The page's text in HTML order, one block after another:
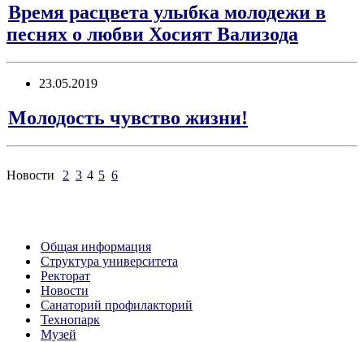
Время расцвета улыбка молодежи в
песнях о любви Хосият Вализода
23.05.2019
Молодость чувство жизни!
Новости 2 3 4 5 6
Общая информация
Структура университета
Ректорат
Новости
Санаторий профилакторий
Технопарк
Музей